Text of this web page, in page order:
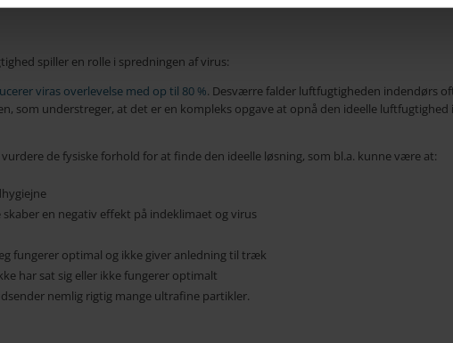
spiller en rolle i spredningen af virus:
viras overlevelse med op til 80 %. Desværre falder luftfugtigheden indendørs
som understreger, at det er en kompleks opgave at opnå den ideelle
de fysiske forhold for at finde den ideelle løsning, som bl.a. kunne være at:
en negativ effekt på indeklimaet og virus
fungerer optimal og ikke giver anledning til træk
har sat sig eller ikke fungerer optimalt
nemlig rigtig mange ultrafine partikler.